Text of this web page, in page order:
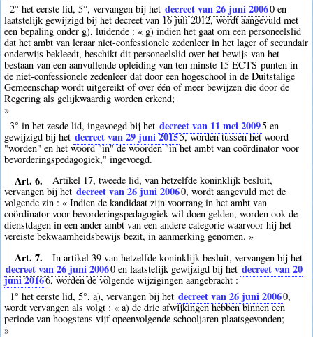
2° het eerste lid, 5°, vervangen bij het decreet van 26 juni 20060en
laatstelijk gewijzigd bij het decreet van 16 juli 2012, wordt aangevuld met
een bepaling onder g), luidende : « g) indien het gaat om een personeelslid
dat het ambt van leraar niet-confessionele zedenleer in het lager of secundair
onderwijs bekleedt, beschikt dit personeelslid over het bewijs van het
bestaan van een aanvullende opleiding van ten minste 15 ECTS-punten in
de niet-confessionele zedenleer dat door een hogeschool in de Duitstalige
Gemeenschap wordt uitgereikt of over één of meer bewijzen die door de
Regering als gelijkwaardig worden erkend;
»
3° in het zesde lid, ingevoegd bij het decreet van 11 mei 20095en
gewijzigd bij het decreet van 29 juni 20155, worden tussen het woord
"worden" en het woord "in" de woorden "in het ambt van coördinator voor
bevorderingspedagogiek," ingevoegd.
Art. 6.
Artikel 17, tweede lid, van hetzelfde koninklijk besluit,
vervangen bij het decreet van 26 juni 20060, wordt aangevuld met de
volgende zin : « Indien de kandidaat zijn voorrang in het ambt van
coördinator voor bevorderingspedagogiek wil doen gelden, worden ook de
dienstdagen in een ander ambt van een andere categorie waarvoor hij het
vereiste bekwaamheidsbewijs bezit, in aanmerking genomen. »
Art. 7. In artikel 39 van hetzelfde koninklijk besluit, vervangen bij het
decreet van 26 juni 20060 en laatstelijk gewijzigd bij het decreet van 20
juni 20166, worden de volgende wijzigingen aangebracht :
1° het eerste lid, 5°, a), vervangen bij het decreet van 26 juni 20060,
wordt vervangen als volgt : « a) de drie afwijkingen hebben binnen een
periode van hoogstens vijf opeenvolgende schooljaren plaatsgevonden;
»